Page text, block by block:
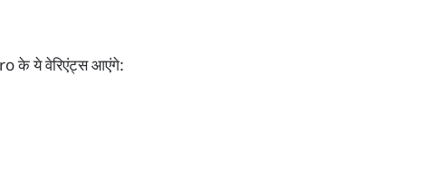
के ये वेरिएंट्स आएंगे: